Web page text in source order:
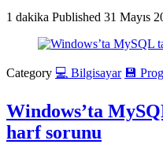
1 dakika Published 31 Mayıs
Category 💻 Bilgisayar 💾
Windows’ta
harf sorunu